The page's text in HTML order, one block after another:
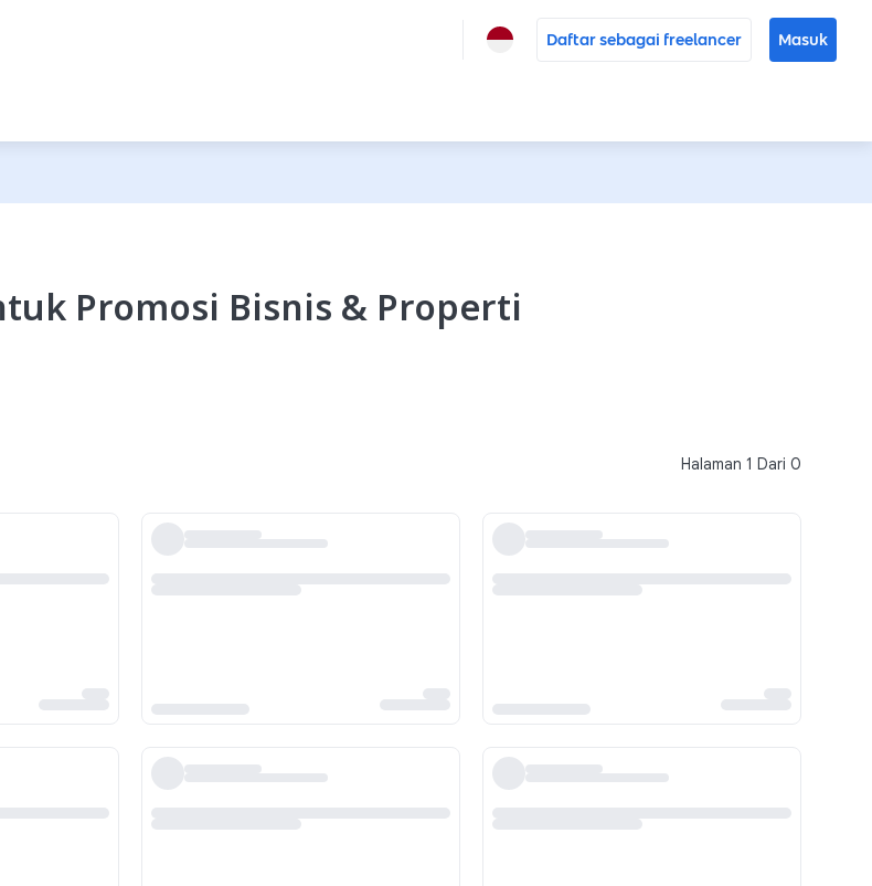
Daftar sebagai freelancer Masuk
Promosi Bisnis & Properti
Halaman 1 Dari 0